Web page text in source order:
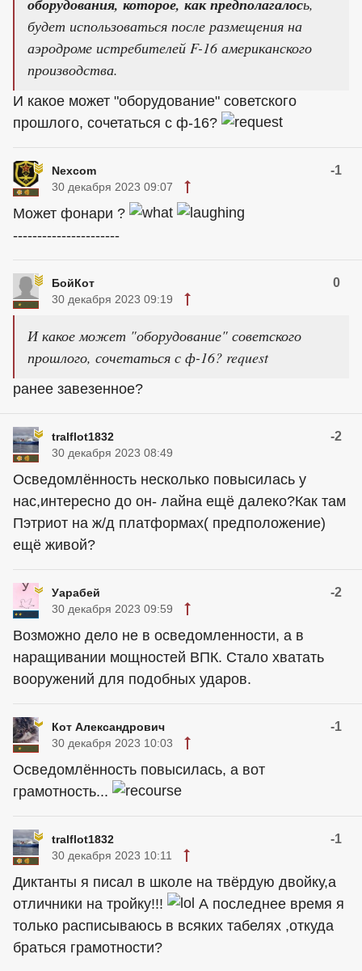
оборудования, которое, как предполагалось,
будет использоваться после размещения на
аэродроме истребителей F-16 американского
производства.
И какое может "оборудование" советского
прошлого, сочетаться с ф-16?
Nexcom -1
30 декабря 2023 09:07
Может фонари ?
----------------------
БойКот 0
30 декабря 2023 09:19
И какое может "оборудование" советского
прошлого, сочетаться с ф-16? request
ранее завезенное?
tralflot1832 -2
30 декабря 2023 08:49
Осведомлённость несколько повысилась у
нас,интересно до он- лайна ещё далеко?Как там
Пэтриот на ж/д платформах( предположение)
ещё живой?
Уарабей -2
30 декабря 2023 09:59
Возможно дело не в осведомленности, а в
наращивании мощностей ВПК. Стало хватать
вооружений для подобных ударов.
Кот Александрович -1
30 декабря 2023 10:03
Осведомлённость повысилась, а вот
грамотность...
tralflot1832 -1
30 декабря 2023 10:11
Диктанты я писал в школе на твёрдую двойку,а
отличники на тройку!!!
А последнее время я
только расписываюсь в всяких табелях ,откуда
браться грамотности?